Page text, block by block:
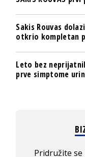
Sakis Rouvas
otkrio kompletan
Leto bez
prve simptome
Pridružite se